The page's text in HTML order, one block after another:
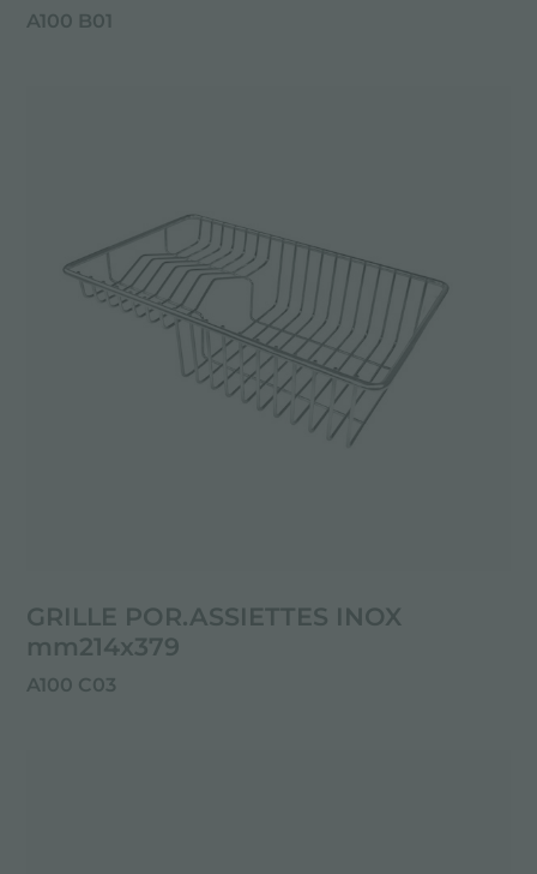
A100 B01
GRILLE POR.ASSIETTES INOX
mm214x379
A100 C03